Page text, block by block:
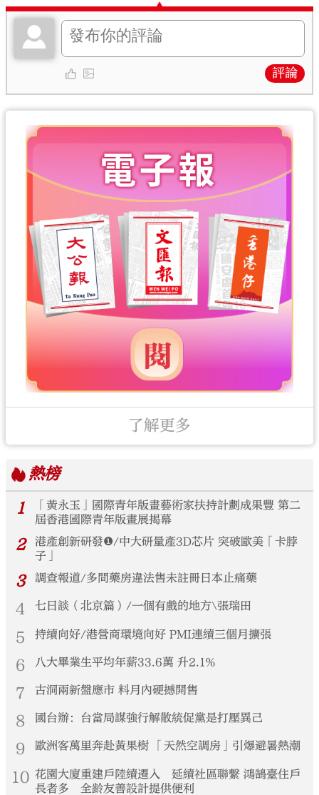
評論
了解更多
熱榜
1
「黃永玉」國際青年版畫藝術家扶持計劃成果豐 第二
屆香港國際青年版畫展揭幕
2
港產創新研發❶/中大研量產3D芯片 突破歐美「卡脖
子」
3 調查報道/多間藥房違法售未註冊日本止痛藥
4 七日談（北京篇）/一個有戲的地方\張瑞田
5 持續向好/港營商環境向好 PMI連續三個月擴張
6 八大畢業生平均年薪33.6萬 升2.1%
7 古洞兩新盤應市 料月內硬撼開售
8 國台辦：台當局謀強行解散統促黨是打壓異己
9 歐洲客萬里奔赴黃果樹 「天然空調房」引爆避暑熱潮
10 花園大廈重建戶陸續遷入 延續社區聯繫 鴻鵠臺住戶
長者多 全齡友善設計提供便利